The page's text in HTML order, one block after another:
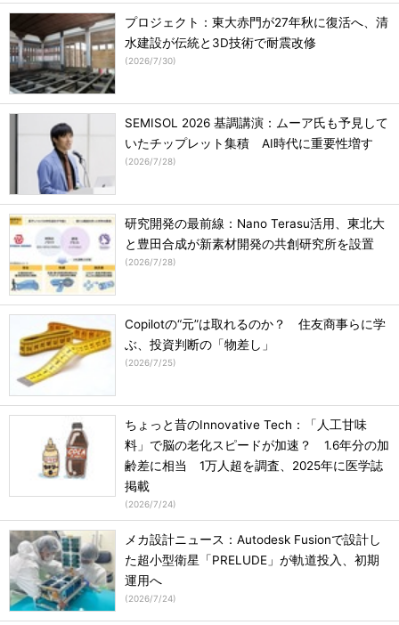
プロジェクト：東大赤門が27年秋に復活へ、清
水建設が伝統と3D技術で耐震改修
(2026/7/30)
SEMISOL 2026 基調講演：ムーア氏も予見して
いたチップレット集積 AI時代に重要性増す
(2026/7/28)
研究開発の最前線：Nano Terasu活用、東北大
と豊田合成が新素材開発の共創研究所を設置
(2026/7/28)
Copilotの“元”は取れるのか？ 住友商事らに学
ぶ、投資判断の「物差し」
(2026/7/25)
ちょっと昔のInnovative Tech：「人工甘味
料」で脳の老化スピードが加速？ 1.6年分の加
齢差に相当 1万人超を調査、2025年に医学誌
掲載
(2026/7/24)
メカ設計ニュース：Autodesk Fusionで設計し
た超小型衛星「PRELUDE」が軌道投入、初期
運用へ
(2026/7/24)